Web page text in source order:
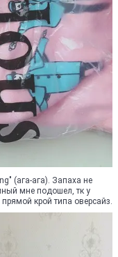
(ага-ага). Запаха не
мне подошел, тк у
крой типа оверсайз.